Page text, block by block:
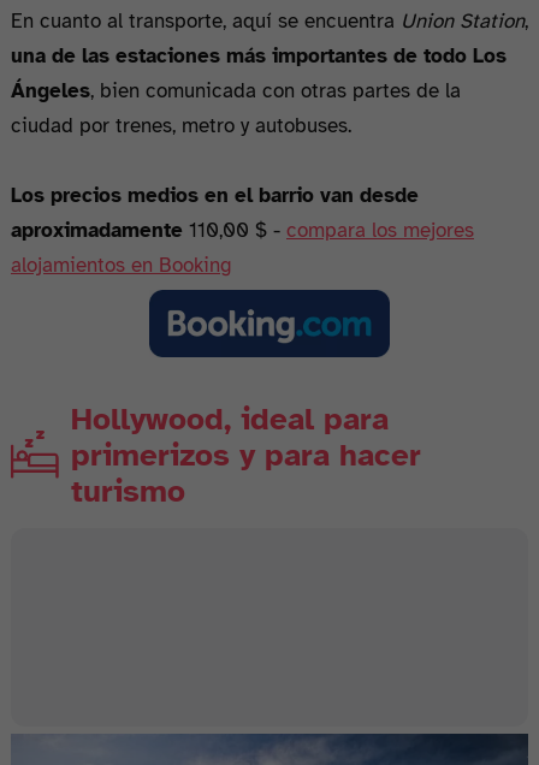
En cuanto al transporte, aquí se encuentra Union Station,
una de las estaciones más importantes de todo Los
Ángeles, bien comunicada con otras partes de la
ciudad por trenes, metro y autobuses.
Los precios medios en el barrio van desde
aproximadamente 110,00 $ - compara los mejores
alojamientos en Booking
Hollywood, ideal para
primerizos y para hacer
turismo